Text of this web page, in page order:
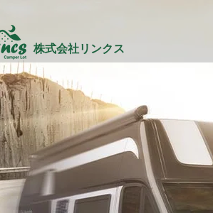
株式会社リンクス